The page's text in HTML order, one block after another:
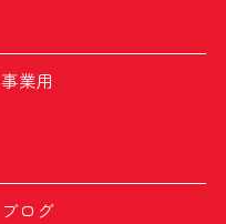
事業用
ブログ